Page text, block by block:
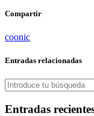
Compartir
coonic
Entradas relacionadas
Entradas